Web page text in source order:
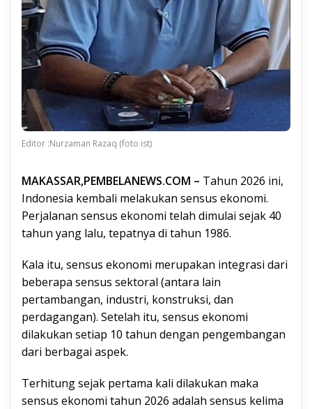
Editor :Nurzaman Razaq (foto ist)
MAKASSAR,PEMBELANEWS.COM – Tahun 2026 ini,
Indonesia kembali melakukan sensus ekonomi.
Perjalanan sensus ekonomi telah dimulai sejak 40
tahun yang lalu, tepatnya di tahun 1986.
Kala itu, sensus ekonomi merupakan integrasi dari
beberapa sensus sektoral (antara lain
pertambangan, industri, konstruksi, dan
perdagangan). Setelah itu, sensus ekonomi
dilakukan setiap 10 tahun dengan pengembangan
dari berbagai aspek.
Terhitung sejak pertama kali dilakukan maka
sensus ekonomi tahun 2026 adalah sensus kelima